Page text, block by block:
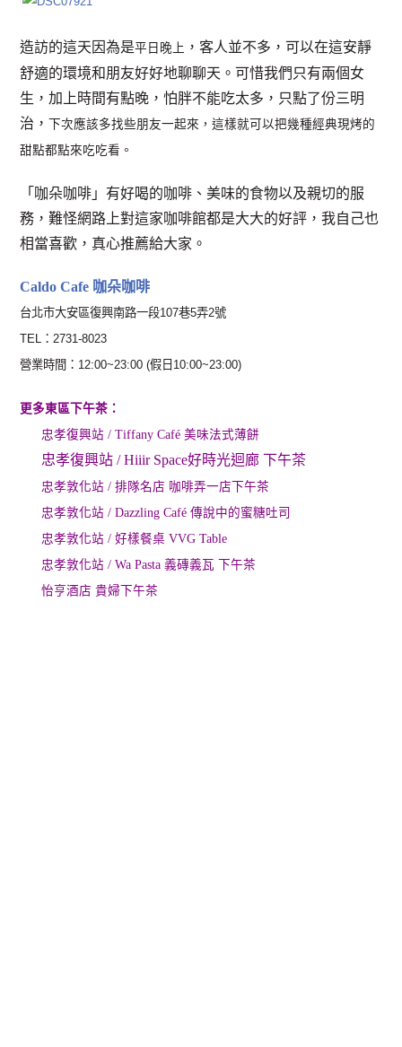
造訪的這天因為是平日晚上 ，客人並不多，可以在這安靜
舒適的環境和朋友好好地聊聊天。可惜我們只有兩個女
生，加上時間有點晚，怕胖不能吃太多，只點了份三明
治， 下次應該多找些朋友一起來，這樣就可以把幾種經典現烤的
甜點都點來吃吃看。
「咖朵咖啡」有好喝的咖啡、美味的食物以及親切的服
務，難怪網路上對這家咖啡館都是大大的好評，我自己也
相當喜歡，真心推薦給大家。
Caldo Cafe 咖朵咖啡
台北市大安區復興南路一段107巷5弄2號
TEL：2731-8023
營業時間：12:00~23:00 (假日10:00~23:00)
更多東區下午茶：
忠孝復興站 / Tiffany Café 美味法式薄餅
忠孝復興站 / Hiiir Space好時光迴廊 下午茶
忠孝敦化站 / 排隊名店 咖啡弄一店下午茶
忠孝敦化站 / Dazzling Café 傳說中的蜜糖吐司
忠孝敦化站 / 好樣餐桌 VVG Table
忠孝敦化站 / Wa Pasta 義磚義瓦 下午茶
怡亨酒店 貴婦下午茶